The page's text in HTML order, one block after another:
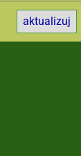
aktualizuj